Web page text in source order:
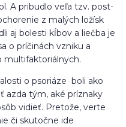
A pribudlo veľa tzv. post-
z malých ložísk
aj bolesti kĺbov a liečba je
o príčinách vzniku a
multifaktoriálnych.
o psoriáze boli ako
azda tým, aké príznaky
vidieť. Pretože, verte
či skutočne ide